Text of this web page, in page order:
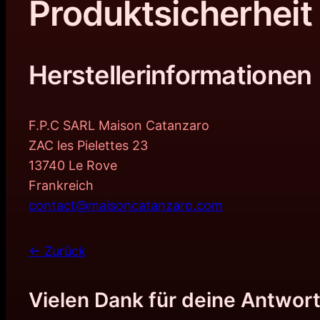
Produktsicherheit
Herstellerinformationen
F.P.C SARL Maison Catanzaro
ZAC les Pielettes 23
13740 Le Rove
Frankreich
contact@maisoncatanzaro.com
← Zurück
Vielen Dank für deine